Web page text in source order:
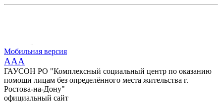
Мобильная версия
AAA
ГАУСОН РО "Комплексный социальный центр по оказанию
помощи лицам без определённого места жительства г.
Ростова-на-Дону"
официальный сайт